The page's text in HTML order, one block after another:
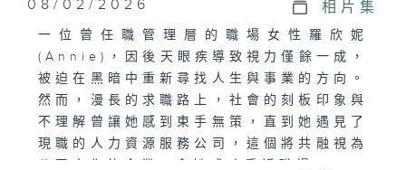
08/02/2026 相片集
一位曾任職管理層的職場女性羅欣妮
(Annie)，因後天眼疾導致視力僅餘一成，
被迫在黑暗中重新尋找人生與事業的方向。
然而，漫長的求職路上，社會的刻板印象與
不理解曾讓她感到束手無策，直到她遇見了
現職的人力資源服務公司，這個將共融視為